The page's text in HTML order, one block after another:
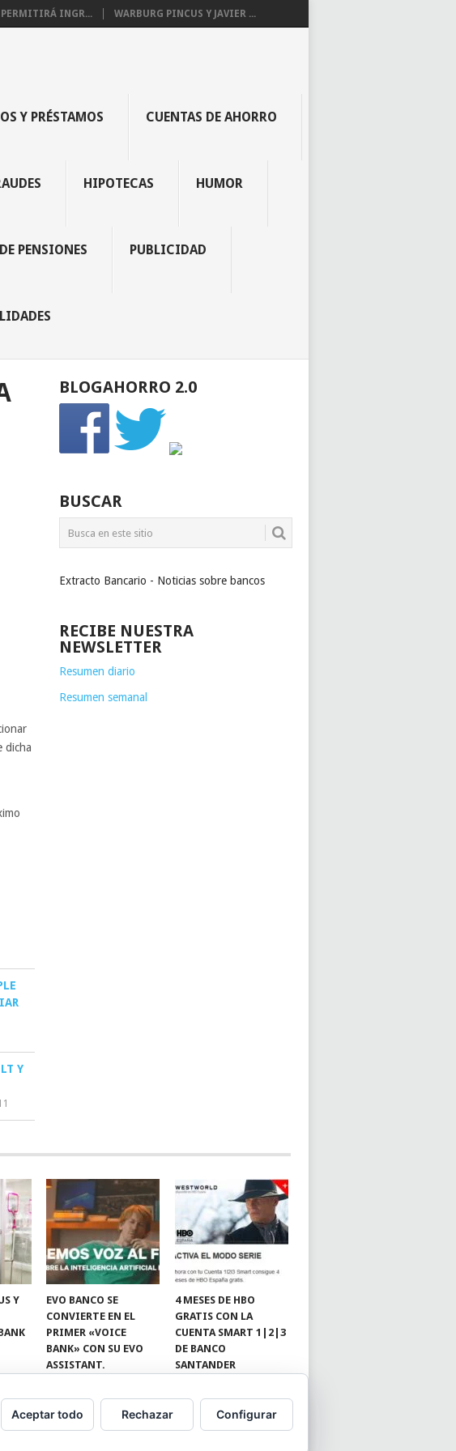
PERMITIRÁ INGR... WARBURG PINCUS Y JAVIER ...
Y PRÉSTAMOS CUENTAS DE AHORRO
HIPOTECAS HUMOR
PENSIONES PUBLICIDAD
dicha
Y
BLOGAHORRO 2.0
BUSCAR
Extracto Bancario - Noticias sobre bancos
RECIBE NUESTRA
NEWSLETTER
Resumen diario
Resumen semanal
Y
EVO BANCO SE
CONVIERTE EN EL
PRIMER «VOICE
BANK» CON SU EVO
ASSISTANT.
4 MESES DE HBO
GRATIS CON LA
CUENTA SMART 1|2|3
DE BANCO
SANTANDER
Aceptar todo Rechazar Configurar